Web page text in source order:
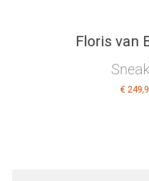
Floris van
€ 249